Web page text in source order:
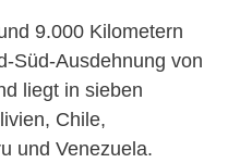
9.000 Kilometern
Süd-Ausdehnung von
liegt in sieben
Chile,
und Venezuela.